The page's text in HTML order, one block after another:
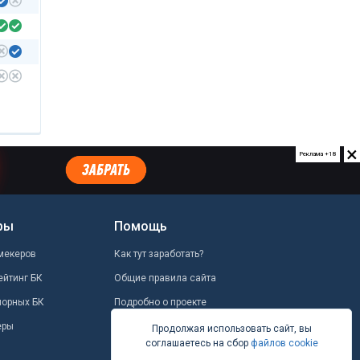
×
Реклама +18
БК
БК
Помощь
Как тут заработать?
Общие правила сайта
Подробно о проекте
Школа ставокПродолжая использовать сайт, вы
соглашаетесь на сбор файлов cookie